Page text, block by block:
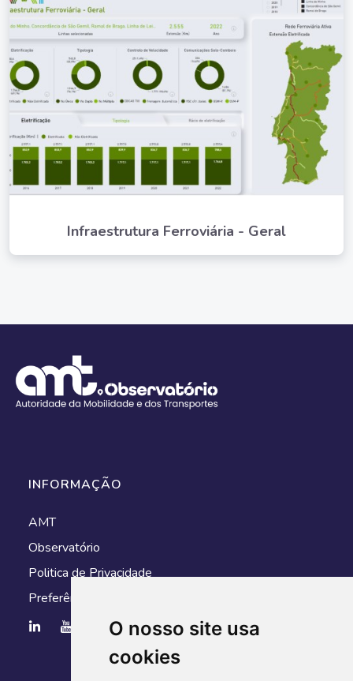
O nosso site usa
cookies
Infraestrutura Ferroviária - Geral
INFORMAÇÃO
AMT
Observatório
Politica de Privacidade
Preferências de cookies